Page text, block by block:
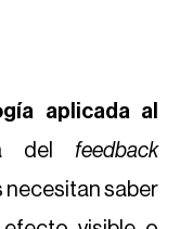
aplicada al
del feedback
necesitan saber